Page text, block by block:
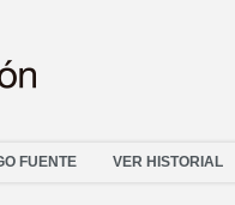
FUENTE VER HISTORIAL